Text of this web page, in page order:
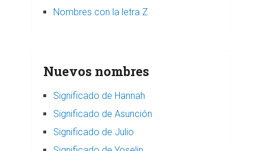
Nombres con la letra Z
Nuevos nombres
Significado de Hannah
Significado de Asunción
Significado de Julio